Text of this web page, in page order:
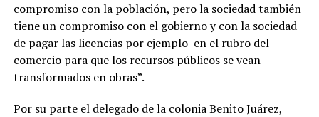
compromiso con la población, pero la sociedad también
tiene un compromiso con el gobierno y con la sociedad
de pagar las licencias por ejemplo en el rubro del
comercio para que los recursos públicos se vean
transformados en obras”.
Por su parte el delegado de la colonia Benito Juárez,